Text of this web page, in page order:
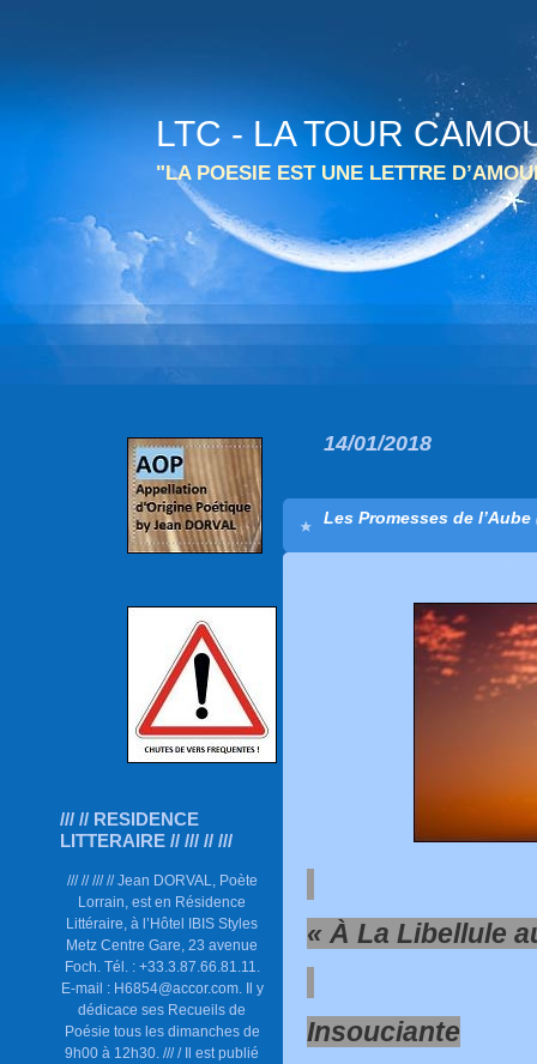
LTC - LA TOUR
"LA POESIE EST UNE LETTRE
/// // RESIDENCE
LITTERAIRE // /// // ///
/// // /// // Jean DORVAL, Poète
Lorrain, est en Résidence
Littéraire, à l’Hôtel IBIS Styles
Metz Centre Gare, 23 avenue
Foch. Tél. : +33.3.87.66.81.11.
E-mail : H6854@accor.com. Il y
dédicace ses Recueils de
Poésie tous les dimanches de
9h00 à 12h30. /// / Il est publié
14/01/2018
Les Promesses de l’Aube
« À La Libellule
Insouciante